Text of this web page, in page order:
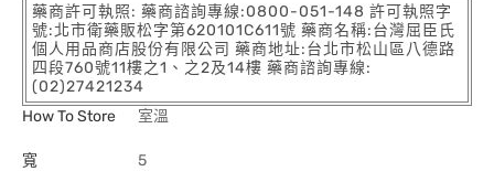
藥商許可執照: 藥商諮詢專線:0800-051-148 許可執照字
號:北市衛藥販松字第620101C611號 藥商名稱:台灣屈臣氏
個人用品商店股份有限公司 藥商地址:台北市松山區八德路
四段760號11樓之1、之2及14樓 藥商諮詢專線:
(02)27421234
How To Store
室溫
寬 5